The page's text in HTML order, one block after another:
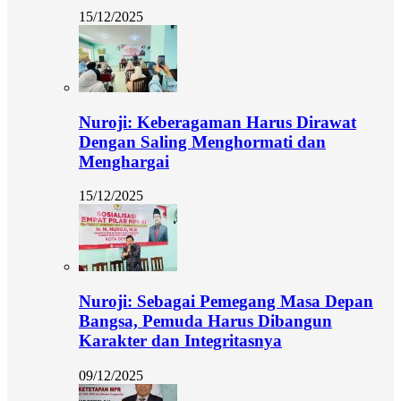
15/12/2025
Nuroji: Keberagaman Harus Dirawat
Dengan Saling Menghormati dan
Menghargai
15/12/2025
Nuroji: Sebagai Pemegang Masa Depan
Bangsa, Pemuda Harus Dibangun
Karakter dan Integritasnya
09/12/2025